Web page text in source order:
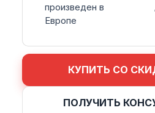
произведен в
Европе
КУПИТЬ СО
ПОЛУЧИТЬ